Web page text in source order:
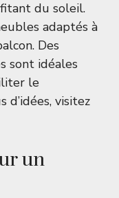
du soleil.
adaptés à
Des
sont idéales
le
visitez
un